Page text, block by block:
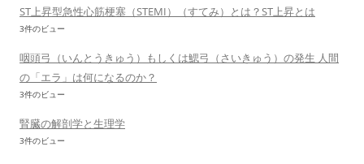
ST上昇型急性心筋梗塞（STEMI）（すてみ）とは？ST上昇とは
3件のビュー
咽頭弓（いんとうきゅう）もしくは鰓弓（さいきゅう）の発生 人間
の「エラ」は何になるのか？
3件のビュー
腎臓の解剖学と生理学
3件のビュー